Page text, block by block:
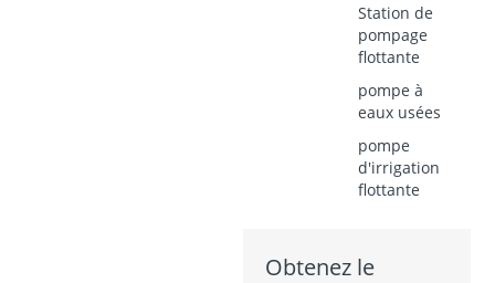
Station de
pompage
flottante
pompe à
eaux usées
pompe
d'irrigation
flottante
Obtenez le